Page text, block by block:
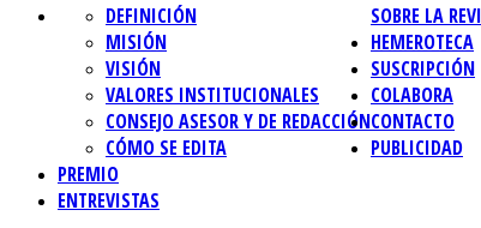
SOBRE LA
DEFINICIÓN
MISIÓN
VISIÓN
VALORES INSTITUCIONALES
CONSEJO ASESOR Y DE REDACCIÓN
CÓMO SE EDITA
HEMEROTECA
SUSCRIPCIÓN
COLABORA
CONTACTO
PUBLICIDAD
PREMIO
ENTREVISTAS